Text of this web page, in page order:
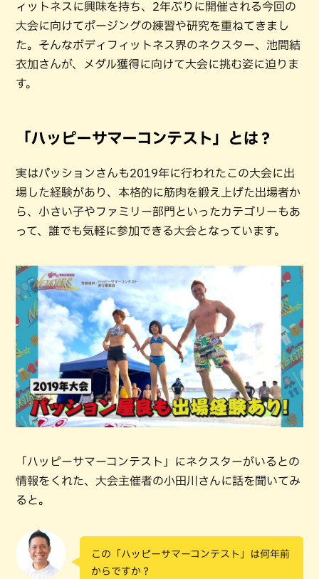
ィットネスに興味を持ち、2年ぶりに開催される今回の
大会に向けてポージングの練習や研究を重ねてきまし
た。そんなボディフィットネス界のネクスター、池間結
衣加さんが、メダル獲得に向けて大会に挑む姿に迫りま
す。
「ハッピーサマーコンテスト」とは？
実はパッションさんも2019年に行われたこの大会に出
場した経験があり、本格的に筋肉を鍛え上げた出場者か
ら、小さい子やファミリー部門といったカテゴリーもあ
って、誰でも気軽に参加できる大会となっています。
「ハッピーサマーコンテスト」にネクスターがいるとの
情報をくれた、大会主催者の小田川さんに話を聞いてみ
ると。
この「ハッピーサマーコンテスト」は何年前
からですか？